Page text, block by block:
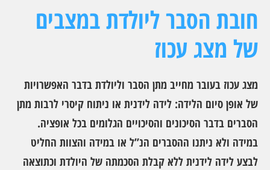
חובת הסבר ליולדת במצבים
של מצג עכוז
מצג עכוז בעובר מחייב מתן הסבר וליולדת בדבר האפשרויות
של אופן סיום הלידה: לידה לידנית או ניתוח קיסרי לרבות מתן
הסברים בדבר הסיכונים והסיכויים הגלומים בכל אופציה.
במידה ולא ניתנו ההסברים הנ”ל או במידה והצוות החליט
לבצע לידה לידנית ללא קבלת הסכמתה של היולדת וכתוצאה